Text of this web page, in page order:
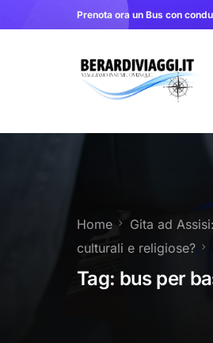
Prenota ora un Bus con
Home
Gita ad
culturali e religiose?
Tag: bus per